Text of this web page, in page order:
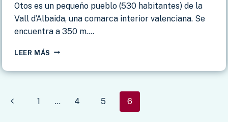
Otos es un pequeño pueblo (530 habitantes) de la
Vall d’Albaida, una comarca interior valenciana. Se
encuentra a 350 m….
LEER MÁS OTOS,
PUEBLO
RELOJES
Navegación
Página
1 … 4 5 6